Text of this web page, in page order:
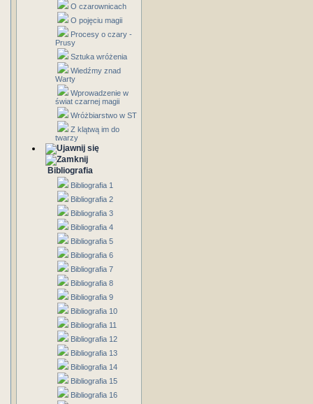
O czarownicach
O pojęciu magii
Procesy o czary -
Prusy
Sztuka wróżenia
Wiedźmy znad
Warty
Wprowadzenie w
świat czarnej magii
Wróżbiarstwo w ST
Z klątwą im do
twarzy
Bibliografia
Bibliografia 1
Bibliografia 2
Bibliografia 3
Bibliografia 4
Bibliografia 5
Bibliografia 6
Bibliografia 7
Bibliografia 8
Bibliografia 9
Bibliografia 10
Bibliografia 11
Bibliografia 12
Bibliografia 13
Bibliografia 14
Bibliografia 15
Bibliografia 16